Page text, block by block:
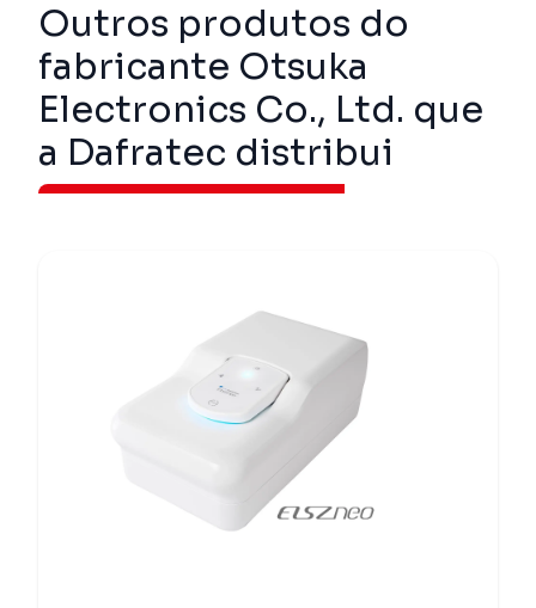
Outros produtos do
fabricante Otsuka
Electronics Co., Ltd. que
a Dafratec distribui